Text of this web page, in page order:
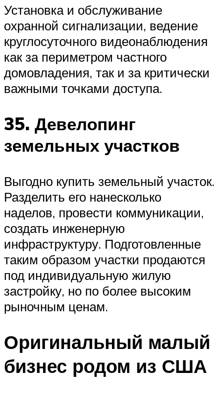
Установка и обслуживание
охранной сигнализации, ведение
круглосуточного видеонаблюдения
как за периметром частного
домовладения, так и за критически
важными точками доступа.
35. Девелопинг
земельных участков
Выгодно купить земельный участок.
Разделить его нанесколько
наделов, провести коммуникации,
создать инженерную
инфраструктуру. Подготовленные
таким образом участки продаются
под индивидуальную жилую
застройку, но по более высоким
рыночным ценам.
Оригинальный малый
бизнес родом из США